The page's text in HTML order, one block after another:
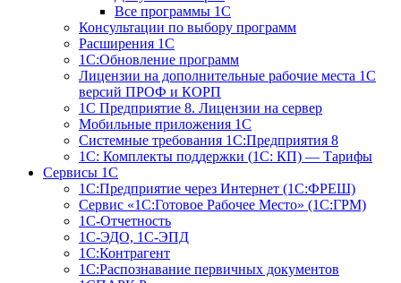
Все программы 1С
Консультации по выбору программ
Расширения 1С
1С:Обновление программ
Лицензии на дополнительные рабочие места 1С
версий ПРОФ и КОРП
1С Предприятие 8. Лицензии на сервер
Мобильные приложения 1С
Системные требования 1С:Предприятия 8
1С: Комплекты поддержки (1С: КП) — Тарифы
Сервисы 1С
1С:Предприятие через Интернет (1С:ФРЕШ)
Сервис «1С:Готовое Рабочее Место» (1С:ГРМ)
1С-Отчетность
1С-ЭДО, 1С-ЭПД
1С:Контрагент
1С:Распознавание первичных документов